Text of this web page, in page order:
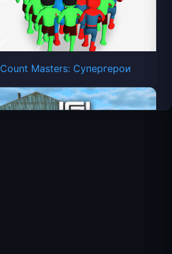
Count Masters: Супергерои